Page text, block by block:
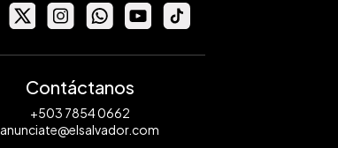
Contáctanos
+503 7854 0662
anunciate@elsalvador.com